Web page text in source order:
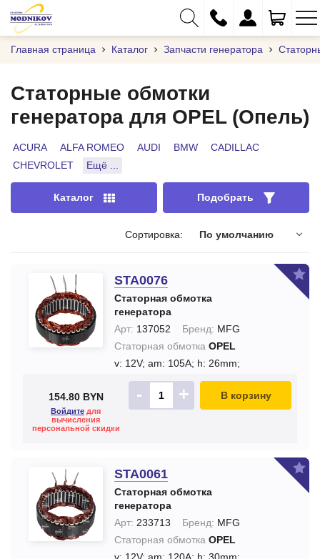
+375 (29) 333-01-01
+375 (17) 373-97-09
info@modnikov.com
Главная страница Каталог Запчасти генератора
Статорные обмотки
генератора для OPEL (Опель)
ACURA ALFA ROMEO AUDI BMW
CADILLAC
CHEVROLET
Ещё ...
Каталог Подобрать
Сортировка: По умолчанию
STA0076
Статорная обмотка
генератора
Арт: 137052 Бренд: MFG
Статорная обмотка OPEL
v: 12V; am: 105A; h: 26mm;
154.80 BYN
Войдите для
вычисления
персональной скидки
- + В корзину
STA0061
Статорная обмотка
генератора
Арт: 233713 Бренд: MFG
Статорная обмотка OPEL